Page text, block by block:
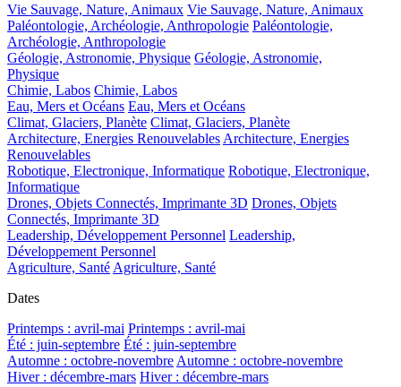
Vie Sauvage, Nature, Animaux Vie Sauvage, Nature, Animaux
Paléontologie, Archéologie, Anthropologie Paléontologie,
Archéologie, Anthropologie
Géologie, Astronomie, Physique Géologie, Astronomie,
Physique
Chimie, Labos Chimie, Labos
Eau, Mers et Océans Eau, Mers et Océans
Climat, Glaciers, Planète Climat, Glaciers, Planète
Architecture, Energies Renouvelables Architecture, Energies
Renouvelables
Robotique, Electronique, Informatique Robotique, Electronique,
Informatique
Drones, Objets Connectés, Imprimante 3D Drones, Objets
Connectés, Imprimante 3D
Leadership, Développement Personnel Leadership,
Développement Personnel
Agriculture, Santé Agriculture, Santé
Dates
Printemps : avril-mai Printemps : avril-mai
Été : juin-septembre Été : juin-septembre
Automne : octobre-novembre Automne : octobre-novembre
Hiver : décembre-mars Hiver : décembre-mars